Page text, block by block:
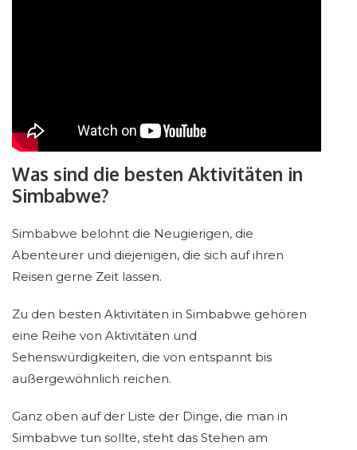
Was sind die besten Aktivitäten in
Simbabwe?
Simbabwe belohnt die Neugierigen, die
Abenteurer und diejenigen, die sich auf ihren
Reisen gerne Zeit lassen.
Zu den besten Aktivitäten in Simbabwe gehören
eine Reihe von Aktivitäten und
Sehenswürdigkeiten, die von entspannt bis
außergewöhnlich reichen.
Ganz oben auf der Liste der Dinge, die man in
Simbabwe tun sollte, steht das Stehen am